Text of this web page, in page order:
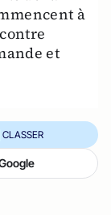
à
et
CLASSER